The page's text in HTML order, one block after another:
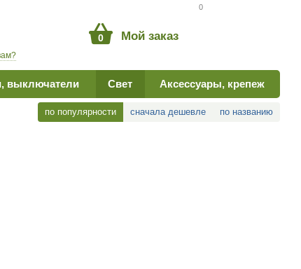
0
0 Мой заказ
выключатели Свет Аксессуары, крепеж
по популярности сначала дешевле по названию